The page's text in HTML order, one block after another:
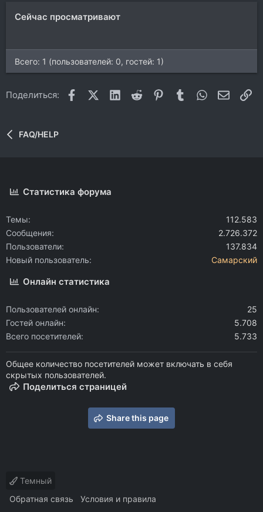
Сейчас просматривают
Всего: 1 (пользователей: 0, гостей: 1)
Поделиться: FacebookX (Twitter)
LinkedIn
Reddit Pinterest
Tumblr WhatsApp
FAQ/HELP
Статистика форума
Темы
112.583
Сообщения
2.726.372
Пользователи
137.834
Новый пользователь
Самарский
Онлайн статистика
Пользователей онлайн
25
Гостей онлайн
5.708
Всего посетителей
5.733
Общее количество посетителей может включать в себя
скрытых пользователей.
Поделиться страницей
Share this page
Темный
Обратная связь
Условия и правила